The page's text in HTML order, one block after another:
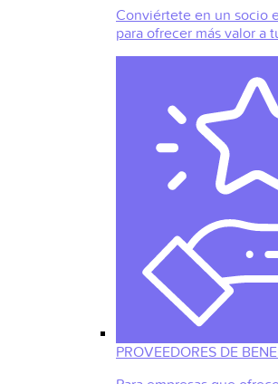
Conviértete en un socio
para ofrecer más valor a
PROVEEDORES DE